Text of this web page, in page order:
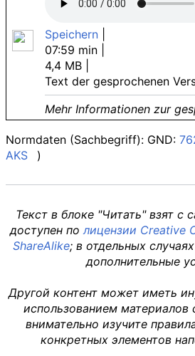
Speichern
07:59 min
4,4 MB
Text der gesprochenen
Mehr Informationen zur
Normdaten (Sachbegriff): GND:
AKS
)
Текст в блоке "Читать" взят с
доступен полицензии Creative
ShareAlike; в отдельных
дополнительные
Другой контент может иметь
использованием материалов
внимательно изучите
конкретных элементов